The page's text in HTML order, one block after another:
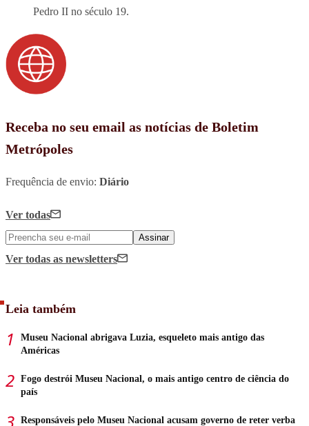
Pedro II no século 19.
Receba no seu email as notícias de Boletim
Metrópoles
Frequência de envio: Diário
Ver todas
Assinar
Ver todas as newsletters
Leia também
Museu Nacional abrigava Luzia, esqueleto mais antigo das
Américas
Fogo destrói Museu Nacional, o mais antigo centro de ciência do
país
Responsáveis pelo Museu Nacional acusam governo de reter verba